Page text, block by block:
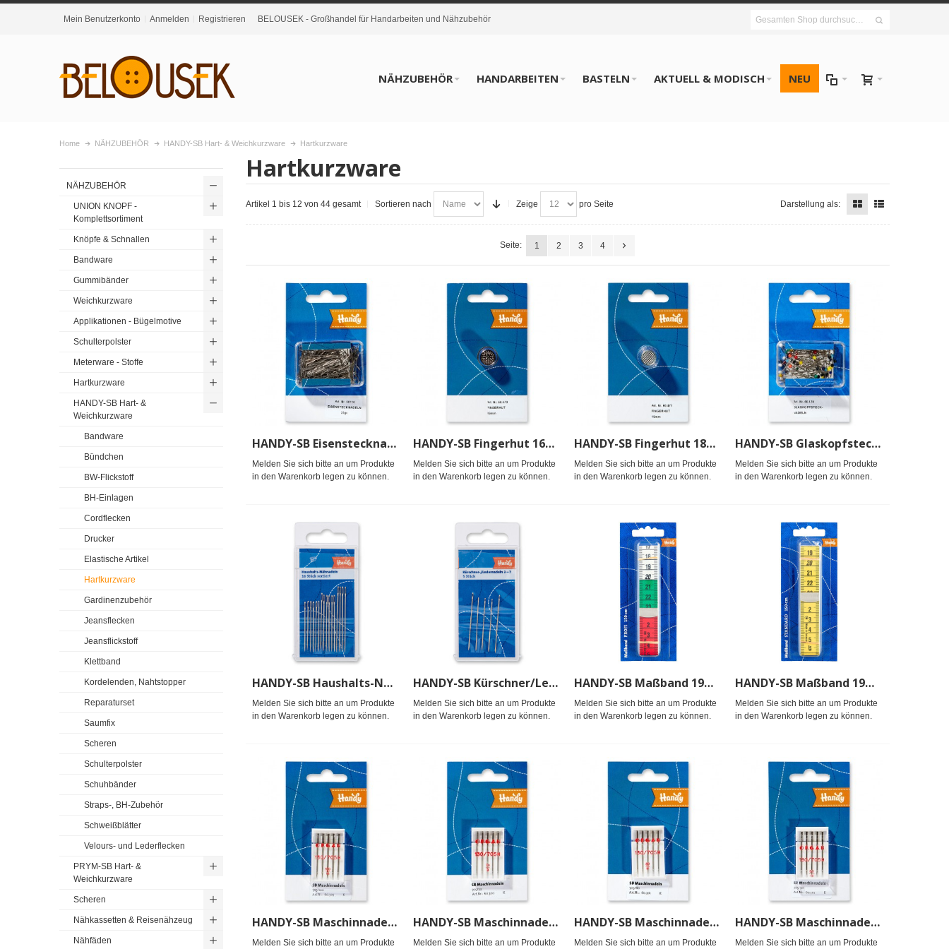
Mein Benutzerkonto Anmelden Registrieren BELOUSEK - Großhandel für Handarbeiten und Nähzubehör
NÄHZUBEHÖR HANDARBEITEN BASTELN AKTUELL & MODISCH NEU
Home NÄHZUBEHÖR HANDY-SB Hart- & Weichkurzware Hartkurzware
Hartkurzware
Artikel 1 bis 12 von 44 gesamt Sortieren nach Zeige pro Seite Darstellung als:
Seite: 1 2 3 4
HANDY-SB Eisenstecknadeln, 25gr
Melden Sie sich bitte an um Produkte
in den Warenkorb legen zu können.
HANDY-SB Fingerhut 16mm (0)
Melden Sie sich bitte an um Produkte
in den Warenkorb legen zu können.
HANDY-SB Fingerhut 18mm (5/0)
Melden Sie sich bitte an um Produkte
in den Warenkorb legen zu können.
HANDY-SB Glaskopfstecknadeln
Melden Sie sich bitte an um Produkte
in den Warenkorb legen zu können.
HANDY-SB Haushalts-Nähnadeln (16Stk.sort)
Melden Sie sich bitte an um Produkte
in den Warenkorb legen zu können.
HANDY-SB Kürschner/Ledernadeln 3-7 (5 Stk)
Melden Sie sich bitte an um Produkte
in den Warenkorb legen zu können.
HANDY-SB Maßband 19mm/3-fbg.
Melden Sie sich bitte an um Produkte
in den Warenkorb legen zu können.
HANDY-SB Maßband 19mm/einfbg.
Melden Sie sich bitte an um Produkte
in den Warenkorb legen zu können.
HANDY-SB Maschinnadel 705/100 5 Ndl.
Melden Sie sich bitte an um Produkte
HANDY-SB Maschinnadel 705/70 5 Ndl.
Melden Sie sich bitte an um Produkte
HANDY-SB Maschinnadel 705/80 5 Ndl
Melden Sie sich bitte an um Produkte
HANDY-SB Maschinnadel 705/90 5 Ndl
Melden Sie sich bitte an um Produkte
NÄHZUBEHÖR
UNION KNOPF -
Komplettsortiment
Knöpfe & Schnallen
Bandware
Gummibänder
Weichkurzware
Applikationen - Bügelmotive
Schulterpolster
Meterware - Stoffe
Hartkurzware
HANDY-SB Hart- &
Weichkurzware
Bandware
Bündchen
BW-Flickstoff
BH-Einlagen
Cordflecken
Drucker
Elastische Artikel
Hartkurzware
Gardinenzubehör
Jeansflecken
Jeansflickstoff
Klettband
Kordelenden, Nahtstopper
Reparaturset
Saumfix
Scheren
Schulterpolster
Schuhbänder
Straps-, BH-Zubehör
Schweißblätter
Velours- und Lederflecken
PRYM-SB Hart- &
Weichkurzware
Scheren
Nähkassetten & Reisenähzeug
Nähfäden